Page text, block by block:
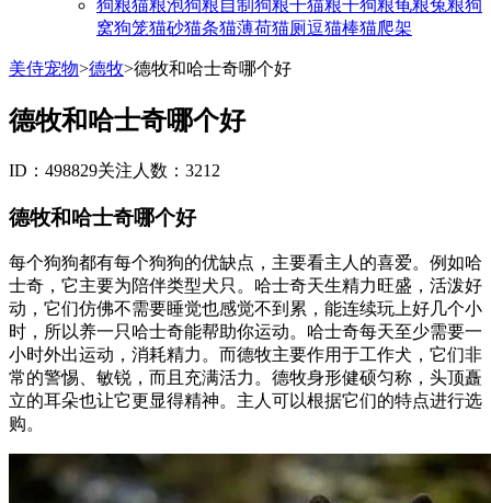
狗粮猫粮泡狗粮自制狗粮干猫粮干狗粮龟粮兔粮狗
窝狗笼猫砂猫条猫薄荷猫厕逗猫棒猫爬架
美侍宠物>德牧>德牧和哈士奇哪个好
德牧和哈士奇哪个好
ID：498829关注人数：3212
德牧和哈士奇哪个好
每个狗狗都有每个狗狗的优缺点，主要看主人的喜爱。例如哈
士奇，它主要为陪伴类型犬只。哈士奇天生精力旺盛，活泼好
动，它们仿佛不需要睡觉也感觉不到累，能连续玩上好几个小
时，所以养一只哈士奇能帮助你运动。哈士奇每天至少需要一
小时外出运动，消耗精力。而德牧主要作用于工作犬，它们非
常的警惕、敏锐，而且充满活力。德牧身形健硕匀称，头顶矗
立的耳朵也让它更显得精神。主人可以根据它们的特点进行选
购。